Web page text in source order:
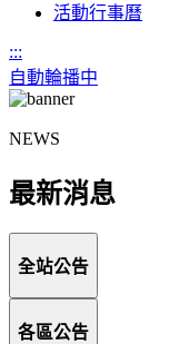
活動行事曆
:::
自動輪播中
NEWS
最新消息
全站公告
各區公告